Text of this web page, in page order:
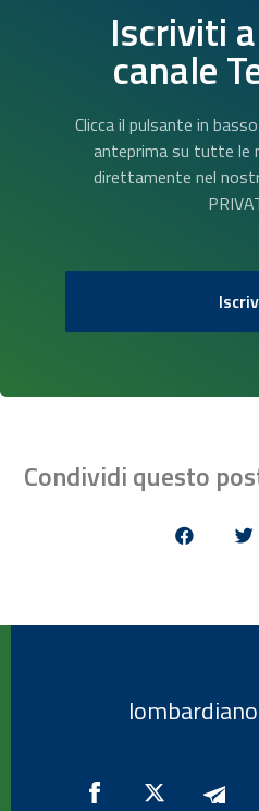
Iscriviti
canale
Clicca il pulsante in
anteprima su tutte le
direttamente nel
Condividi questo